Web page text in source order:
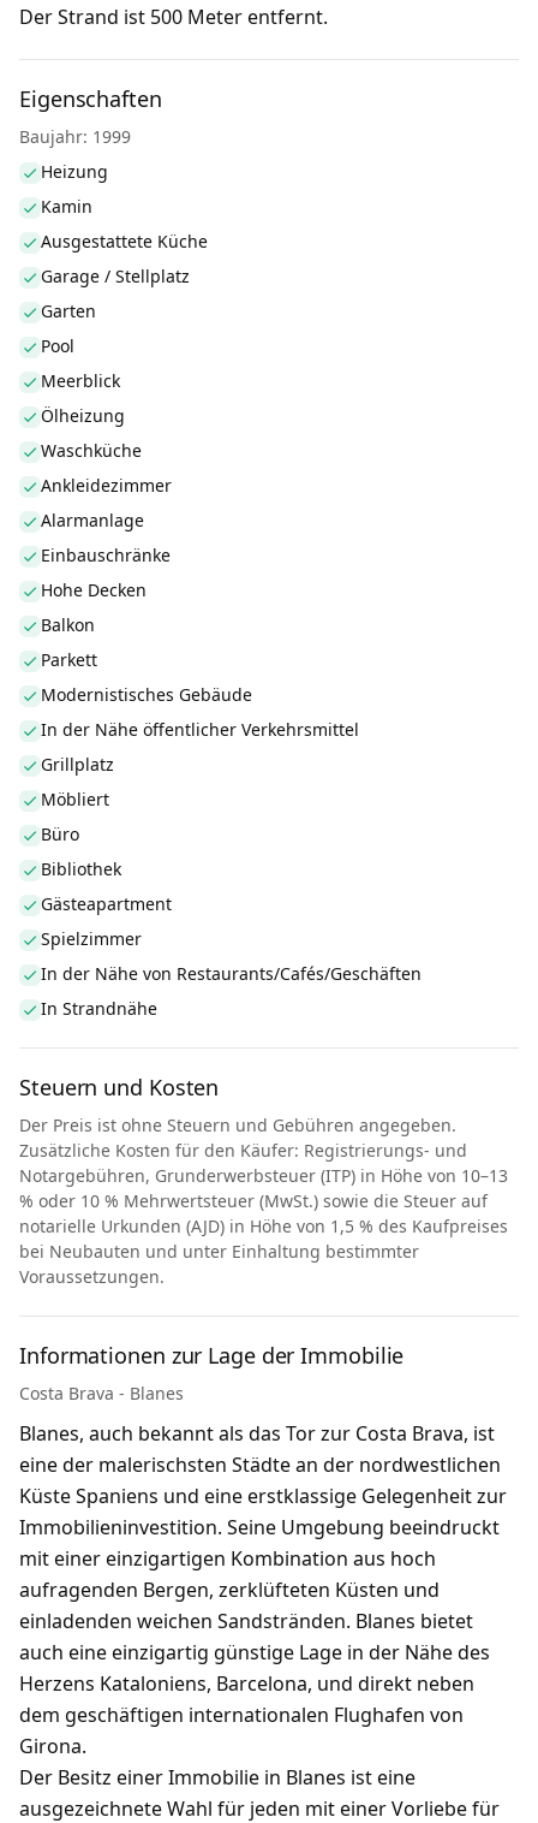
Der Strand ist 500 Meter entfernt.
Eigenschaften
Baujahr: 1999
Heizung
Kamin
Ausgestattete Küche
Garage / Stellplatz
Garten
Pool
Meerblick
Ölheizung
Waschküche
Ankleidezimmer
Alarmanlage
Einbauschränke
Hohe Decken
Balkon
Parkett
Modernistisches Gebäude
In der Nähe öffentlicher Verkehrsmittel
Grillplatz
Möbliert
Büro
Bibliothek
Gästeapartment
Spielzimmer
In der Nähe von Restaurants/Cafés/Geschäften
In Strandnähe
Steuern und Kosten
Der Preis ist ohne Steuern und Gebühren angegeben.
Zusätzliche Kosten für den Käufer: Registrierungs- und
Notargebühren, Grunderwerbsteuer (ITP) in Höhe von 10–13
% oder 10 % Mehrwertsteuer (MwSt.) sowie die Steuer auf
notarielle Urkunden (AJD) in Höhe von 1,5 % des Kaufpreises
bei Neubauten und unter Einhaltung bestimmter
Voraussetzungen.
Informationen zur Lage der Immobilie
Costa Brava - Blanes
Blanes, auch bekannt als das Tor zur Costa Brava, ist
eine der malerischsten Städte an der nordwestlichen
Küste Spaniens und eine erstklassige Gelegenheit zur
Immobilieninvestition. Seine Umgebung beeindruckt
mit einer einzigartigen Kombination aus hoch
aufragenden Bergen, zerklüfteten Küsten und
einladenden weichen Sandstränden. Blanes bietet
auch eine einzigartig günstige Lage in der Nähe des
Herzens Kataloniens, Barcelona, ​​und direkt neben
dem geschäftigen internationalen Flughafen von
Girona.
Der Besitz einer Immobilie in Blanes ist eine
ausgezeichnete Wahl für jeden mit einer Vorliebe für